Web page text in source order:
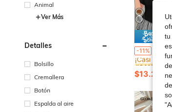
Animal
Ver Más
Detalles
Bolsillo
Cremallera
Botón
Espalda al aire
-11% GlowEve
#6 Más
¡Casi
#6 Más
¡Casi
#6 Más
¡Casi
#6 Más
¡Casi
$13.29
tu